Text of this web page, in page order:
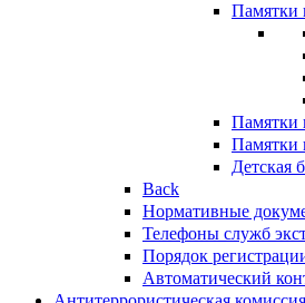
Памятки
Памятки
Памятки
Детская
Back
Нормативные
Телефоны служб
Порядок
Автоматический